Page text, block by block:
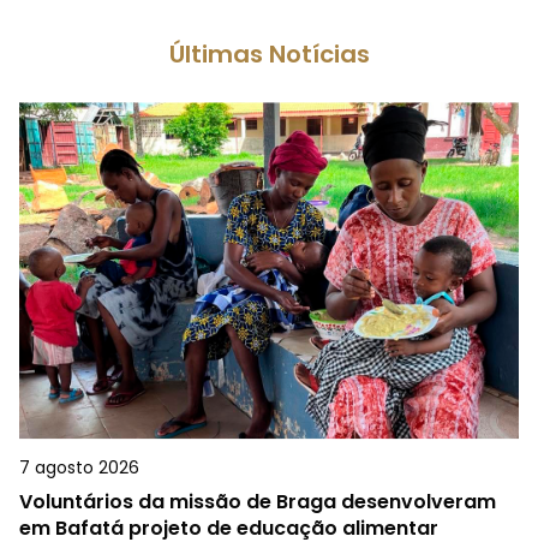
Últimas Notícias
7 agosto 2026
Voluntários da missão de Braga desenvolveram
em Bafatá projeto de educação alimentar